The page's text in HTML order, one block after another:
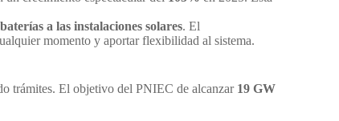
a las instalaciones solares. El
momento y aportar flexibilidad al sistema.
trámites. El objetivo del PNIEC de alcanzar 19 GW